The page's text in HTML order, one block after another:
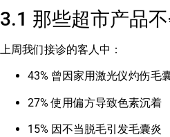
3.1 那些超市产品
上周我们接诊的客人中：
43% 曾因家用激光仪灼伤毛
27% 使用偏方导致色素沉着
15% 因不当脱毛引发毛囊炎